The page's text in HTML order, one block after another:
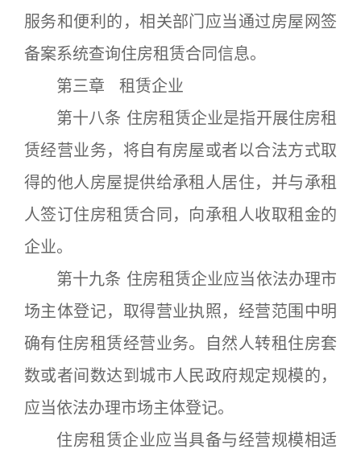
服务和便利的，相关部门应当通过房屋网签
备案系统查询住房租赁合同信息。
第三章 租赁企业
第十八条 住房租赁企业是指开展住房租
赁经营业务，将自有房屋或者以合法方式取
得的他人房屋提供给承租人居住，并与承租
人签订住房租赁合同，向承租人收取租金的
企业。
第十九条 住房租赁企业应当依法办理市
场主体登记，取得营业执照，经营范围中明
确有住房租赁经营业务。自然人转租住房套
数或者间数达到城市人民政府规定规模的，
应当依法办理市场主体登记。
住房租赁企业应当具备与经营规模相适